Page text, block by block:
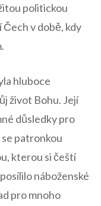
politickou
v době,⁢ kdy
⁢hluboce
život Bohu. ​Její
‍důsledky pro
patronkou
kterou si⁢ čeští
náboženské
pro mnoho